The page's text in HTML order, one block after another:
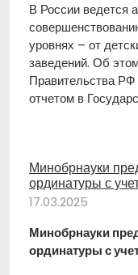
В России ведется
уровнях – от
заведений. Об
Правительства
отчетом в
Минобрнауки
ординатуры с
17.03.2025
Минобрнауки
ординатуры с